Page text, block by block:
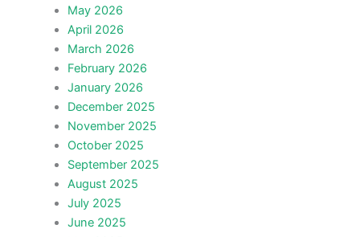
May 2026
April 2026
March 2026
February 2026
January 2026
December 2025
November 2025
October 2025
September 2025
August 2025
July 2025
June 2025